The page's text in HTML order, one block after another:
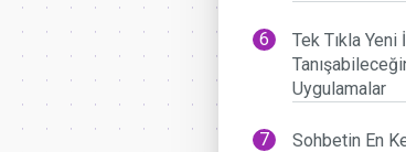
Tek Tıkla Yeni
Uygulamalar
Sohbetin En